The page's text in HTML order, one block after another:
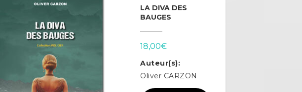
LA DIVA DES
BAUGES
18,00€
Auteur(s):
Oliver CARZON